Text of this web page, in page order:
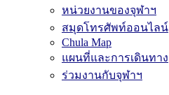
หน่วยงานของจุฬาฯ
สมุดโทรศัพท์ออนไลน์
Chula Map
แผนที่และการเดินทาง
ร่วมงานกับจุฬาฯ